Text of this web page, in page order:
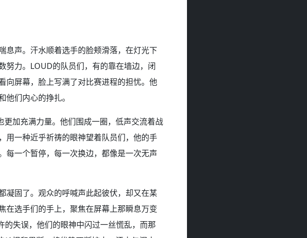
息声。汗水顺着选手的脸颊滑落，在灯光下
努力。LOUD的队员们，有的靠在墙边，闭
向屏幕，脸上写满了对比赛进程的担忧。他
们内心的挣扎。
更加充满力量。他们围成一圈，低声交流着战
用一种近乎祈祷的眼神望着队员们，他的手
每一个暂停，每一次换边，都像是一次无声
凝固了。观众的呼喊声此起彼伏，却又在某
在选手们的手上，聚焦在屏幕上那瞬息万变
失误，他们的眼神中闪过一丝慌乱，而那